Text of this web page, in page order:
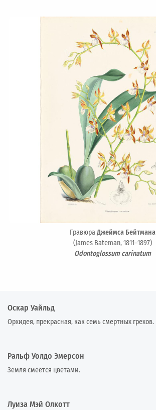
ГравюраДжеймса Бейтмана
(James Bateman, 1811–1897)
Odontoglossum carinatum
Оскар Уайльд
Орхидея, прекрасная, как семь смертных грехов.
Ральф Уолдо Эмерсон
Земля смеётся цветами.
Луиза Мэй Олкотт